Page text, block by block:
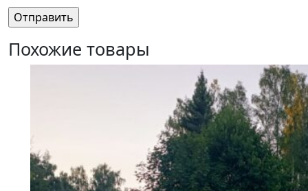
Похожие товары